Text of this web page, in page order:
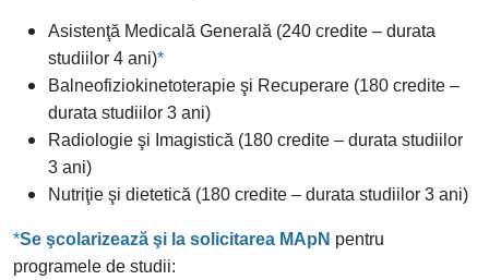
Asistenţă Medicală Generală (240 credite – durata
studiilor 4 ani)*
Balneofiziokinetoterapie şi Recuperare (180 credite –
durata studiilor 3 ani)
Radiologie şi Imagistică (180 credite – durata studiilor
3 ani)
Nutriţie şi dietetică (180 credite – durata studiilor 3 ani)
*Se şcolarizează şi la solicitarea MApN pentru
programele de studii: